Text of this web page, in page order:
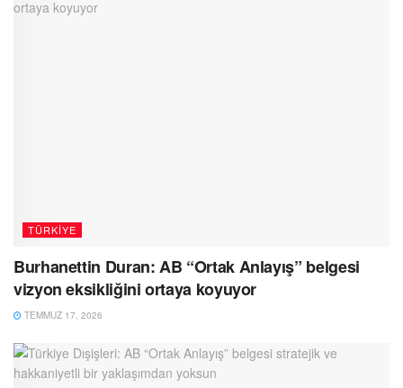
TÜRKIYE
Burhanettin Duran: AB “Ortak Anlayış” belgesi
vizyon eksikliğini ortaya koyuyor
TEMMUZ 17, 2026